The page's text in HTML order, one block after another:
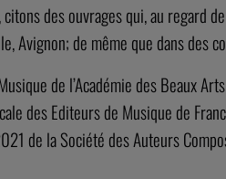
des ouvrages qui, au
Avignon; de même que dans
de l’Académie des Beaux
des Editeurs de Musique de
de la Société des Auteurs